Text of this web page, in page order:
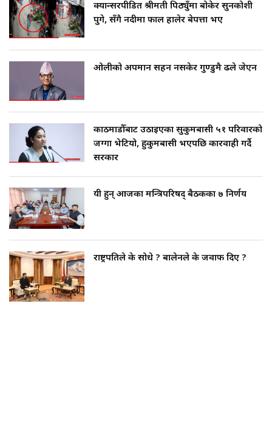
क्यान्सरपीडित श्रीमती पिठ्युँमा बोकेर सुनकोशी
पुगे, सँगै नदीमा फाल हालेर बेपत्ता भए
ओलीको अपमान सहन नसकेर गुण्डुमै ढले जेएन
काठमाडौँबाट उठाइएका सुकुमबासी ५१ परिवारको
जग्गा भेटियो, हुकुमबासी भएपछि कारवाही गर्दै
सरकार
यी हुन् आजका मन्त्रिपरिषद् बैठकका ७ निर्णय
राष्ट्रपतिले के सोधे ? बालेनले के जवाफ दिए ?